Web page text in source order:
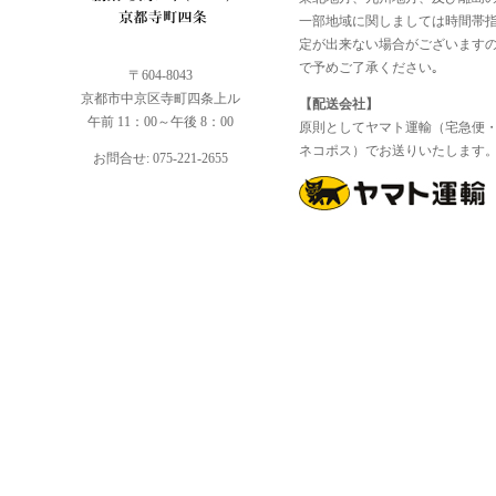
〒604-8043
京都市中京区寺町四条上ル
午前 11：00～午後 8：00
お問合せ: 075-221-2655
一部地域に関しましては時間帯
定が出来ない場合がございます
で予めご了承ください｡
【配送会社】
原則としてヤマト運輸（宅急便
ネコポス）でお送りいたします